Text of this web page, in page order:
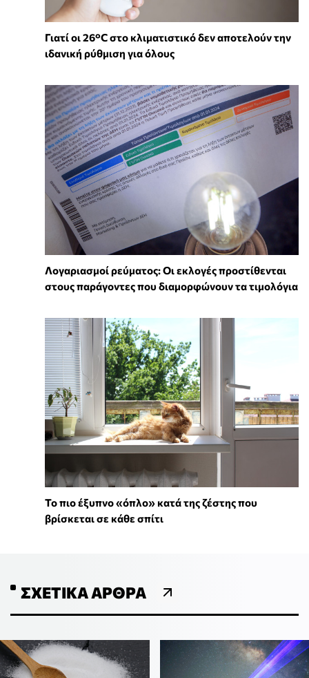
Γιατί οι 26°C στο κλιματιστικό δεν αποτελούν την
ιδανική ρύθμιση για όλους
Λογαριασμοί ρεύματος: Οι εκλογές προστίθενται
στους παράγοντες που διαμορφώνουν τα τιμολόγια
To πιο έξυπνο «όπλο» κατά της ζέστης που
βρίσκεται σε κάθε σπίτι
ΣΧΕΤΙΚΆ ΆΡΘΡΑ